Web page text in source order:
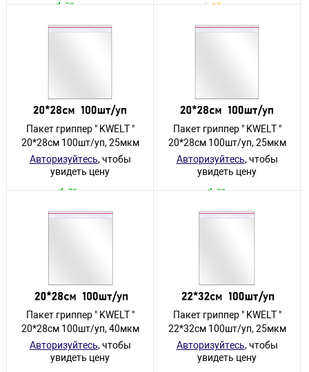
58 товаров 12 товаров
Пакет гриппер " KWELT "
20*28см 100шт/уп, 25мкм
Авторизуйтесь, чтобы
увидеть цену
73 товара
Пакет гриппер " KWELT "
20*28см 100шт/уп, 25мкм
Авторизуйтесь, чтобы
увидеть цену
21 товар
Пакет гриппер " KWELT "
20*28см 100шт/уп, 40мкм
Авторизуйтесь, чтобы
увидеть цену
Пакет гриппер " KWELT "
22*32см 100шт/уп, 25мкм
Авторизуйтесь, чтобы
увидеть цену